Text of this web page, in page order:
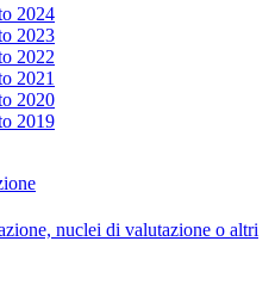
2024
2023
2022
2021
2020
2019
nuclei di valutazione o altri